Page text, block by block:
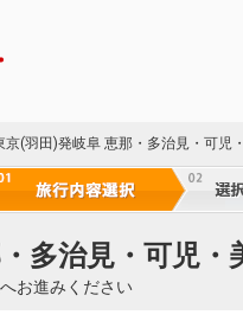
京(羽田)発岐阜 恵那・多治見・可児
多治見・可児
お進みください